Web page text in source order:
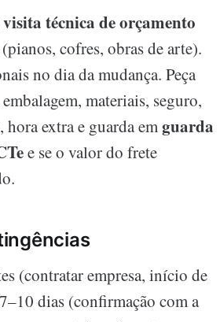
visita técnica de orçamento
cofres, obras de arte).
no dia da mudança. Peça
materiais, seguro,
extra e guarda emguarda
e se o valor do frete
(contratar empresa, início de
dias (confirmação com a